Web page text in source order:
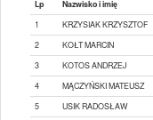
Lp Nazwisko i imię
1
KRZYSIAK KRZYSZTOF
2
KOŁT MARCIN
3
KOTOS ANDRZEJ
4
MĄCZYŃSKI MATEUSZ
5
USIK RADOSŁAW